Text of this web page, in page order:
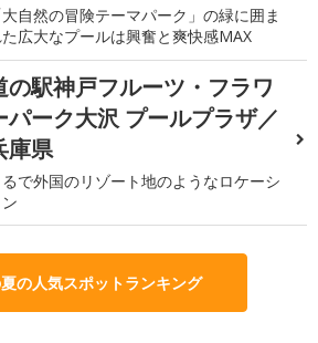
大自然の冒険テーマパーク」の緑に囲ま
広大なプールは興奮と爽快感MAX
の駅神戸フルーツ・フラワ
パーク大沢 プールプラザ／
庫県
るで外国のリゾート地のようなロケーシ
の人気スポットランキング